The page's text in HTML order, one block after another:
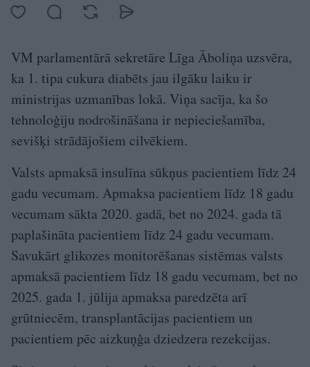
VM parlamentārā sekretāre Līga Āboliņa uzsvēra,
ka 1. tipa cukura diabēts jau ilgāku laiku ir
ministrijas uzmanības lokā. Viņa sacīja, ka šo
tehnoloģiju nodrošināšana ir nepieciešamība,
sevišķi strādājošiem cilvēkiem.
Valsts apmaksā insulīna sūkņus pacientiem līdz 24
gadu vecumam. Apmaksa pacientiem līdz 18 gadu
vecumam sākta 2020. gadā, bet no 2024. gada tā
paplašināta pacientiem līdz 24 gadu vecumam.
Savukārt glikozes monitorēšanas sistēmas valsts
apmaksā pacientiem līdz 18 gadu vecumam, bet no
2025. gada 1. jūlija apmaksa paredzēta arī
grūtniecēm, transplantācijas pacientiem un
pacientiem pēc aizkuņģa dziedzera rezekcijas.